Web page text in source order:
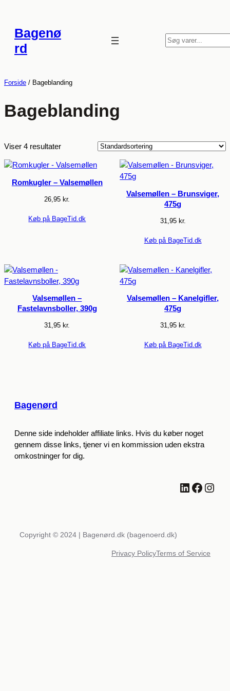
indhold
Bagenø
rd
S
ø
Forside / Bageblanding
Bageblanding
Viser 4 resultater
Romkugler – Valsemøllen
26,95 kr.
Køb på BageTid.dk
Valsemøllen – Brunsviger,
475g
31,95 kr.
Køb på BageTid.dk
Valsemøllen –
Fastelavnsboller, 390g
31,95 kr.
Køb på BageTid.dk
Valsemøllen – Kanelgifler,
475g
31,95 kr.
Køb på BageTid.dk
Bagenørd
Denne side indeholder affiliate links. Hvis du køber noget
gennem disse links, tjener vi en kommission uden ekstra
omkostninger for dig.
LinkedIn Facebook Instagram
Copyright © 2024 | Bagenørd.dk (bagenoerd.dk)
Privacy PolicyTerms of Service